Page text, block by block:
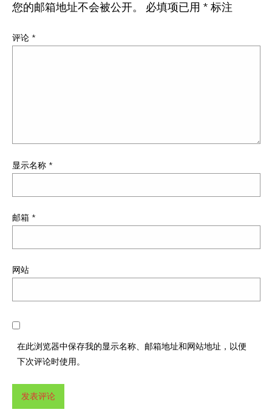
您的邮箱地址不会被公开。 必填项已用 * 标注
评论 *
显示名称 *
邮箱 *
网站
在此浏览器中保存我的显示名称、邮箱地址和网站地址，以便
下次评论时使用。